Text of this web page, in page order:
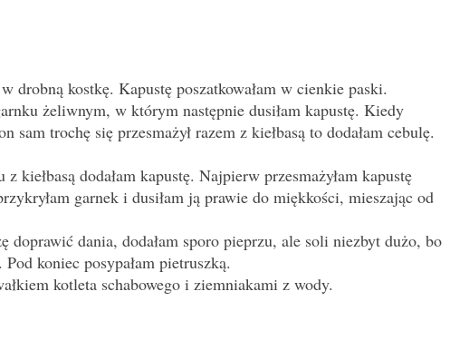
drobną kostkę. Kapustę poszatkowałam w cienkie paski.
żeliwnym, w którym następnie dusiłam kapustę. Kiedy
sam trochę się przesmażył razem z kiełbasą to dodałam cebulę.
kiełbasą dodałam kapustę. Najpierw przesmażyłam kapustę
garnek i dusiłam ją prawie do miękkości, mieszając od
doprawić dania, dodałam sporo pieprzu, ale soli niezbyt dużo, bo
koniec posypałam pietruszką.
kotleta schabowego i ziemniakami z wody.